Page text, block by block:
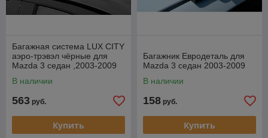
Багажная система LUX CITY
аэро-трэвэл чёрные для
Mazda 3 седан ,2003-2009
В наличии
563 руб.
Купить
Багажник Евродеталь для
Mazda 3 седан 2003-2009
В наличии
158 руб.
Купить